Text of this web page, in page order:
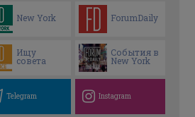
New York ForumDaily
Ищу
совета
События в
New York
Telegram Instagram